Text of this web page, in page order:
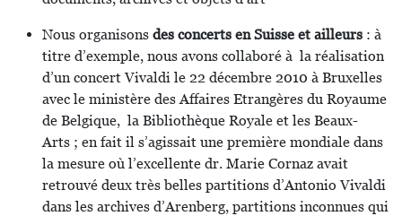
Nous organisons des concerts en Suisse et ailleurs : à
titre d’exemple, nous avons collaboré à la réalisation
d’un concert Vivaldi le 22 décembre 2010 à Bruxelles
avec le ministère des Affaires Etrangères du Royaume
de Belgique, la Bibliothèque Royale et les Beaux-
Arts ; en fait il s’agissait une première mondiale dans
la mesure où l’excellente dr. Marie Cornaz avait
retrouvé deux très belles partitions d’Antonio Vivaldi
dans les archives d’Arenberg, partitions inconnues qui